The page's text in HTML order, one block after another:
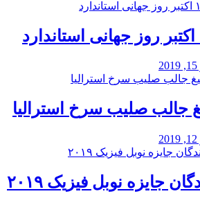
جالب صلیب سرخ استرالیا
جایزه نوبل فیزیک ۲۰۱۹